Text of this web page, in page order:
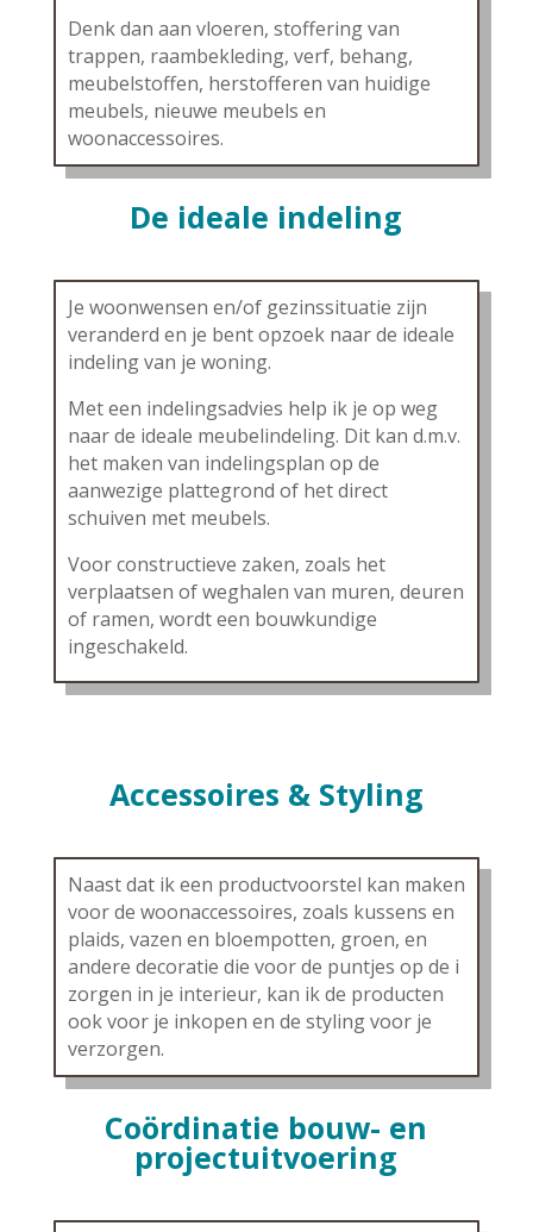
Denk dan aan vloeren, stoffering van
trappen, raambekleding, verf, behang,
meubelstoffen, herstofferen van huidige
meubels, nieuwe meubels en
woonaccessoires.
De ideale indeling
Je woonwensen en/of gezinssituatie zijn
veranderd en je bent opzoek naar de ideale
indeling van je woning.
Met een indelingsadvies help ik je op weg
naar de ideale meubelindeling. Dit kan d.m.v.
het maken van indelingsplan op de
aanwezige plattegrond of het direct
schuiven met meubels.
Voor constructieve zaken, zoals het
verplaatsen of weghalen van muren, deuren
of ramen, wordt een bouwkundige
ingeschakeld.
Accessoires & Styling
Naast dat ik een productvoorstel kan maken
voor de woonaccessoires, zoals kussens en
plaids, vazen en bloempotten, groen, en
andere decoratie die voor de puntjes op de i
zorgen in je interieur, kan ik de producten
ook voor je inkopen en de styling voor je
verzorgen.
Coördinatie bouw- en
projectuitvoering